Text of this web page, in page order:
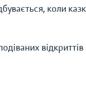
коли